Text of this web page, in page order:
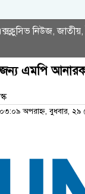
নিউজ,জাতীয়,
এমপি
অপরাহ্ন, বুধবার, ২৯